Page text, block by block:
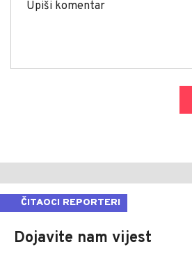
ČITAOCI REPORTERI
Dojavite nam vijest